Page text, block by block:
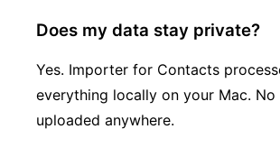
Does my data stay private?
Yes. Importer for Contacts
everything locally on your Mac. No
uploaded anywhere.